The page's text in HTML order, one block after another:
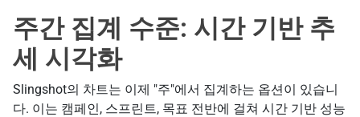
주간 집계 수준: 시간 기반 추
세 시각화
Slingshot의 차트는 이제 "주"에서 집계하는 옵션이 있습니
다. 이는 캠페인, 스프린트, 목표 전반에 걸쳐 시간 기반 성능